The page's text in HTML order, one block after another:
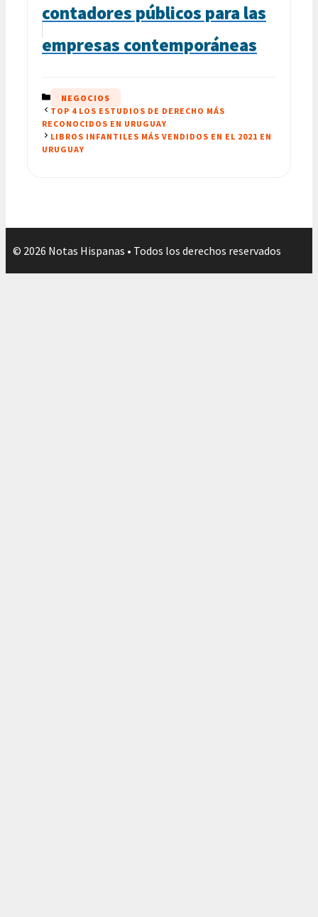
contadores públicos para las
empresas contemporáneas
CATEGORÍAS
NEGOCIOS
TOP 4 LOS ESTUDIOS DE DERECHO MÁS
RECONOCIDOS EN URUGUAY
LIBROS INFANTILES MÁS VENDIDOS EN EL 2021 EN
URUGUAY
© 2026 Notas Hispanas • Todos los derechos reservados